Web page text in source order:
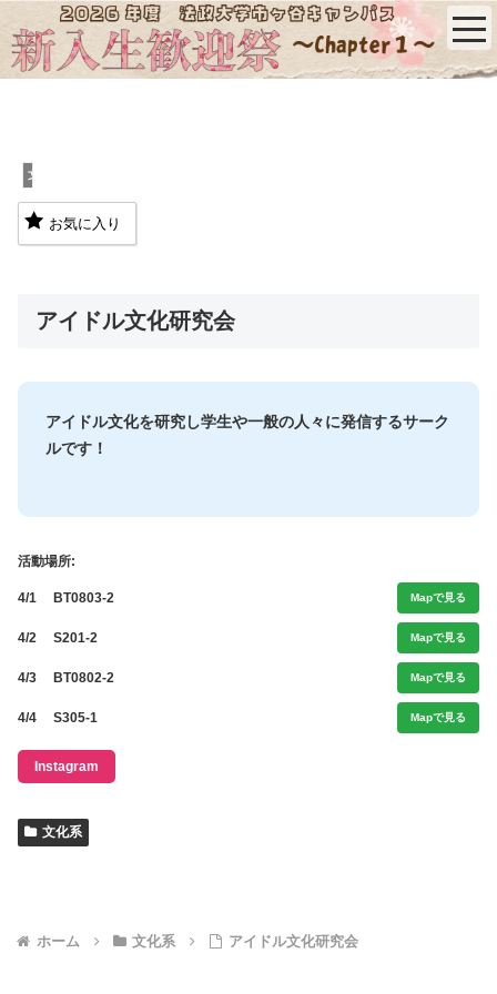
文化系
お気に入り
アイドル文化研究会
アイドル文化を研究し学生や一般の人々に発信するサーク
ルです！
活動場所:
4/1 BT0803-2 Mapで見る
4/2 S201-2 Mapで見る
4/3 BT0802-2 Mapで見る
4/4 S305-1 Mapで見る
Instagram
文化系
ホーム 文化系 アイドル文化研究会